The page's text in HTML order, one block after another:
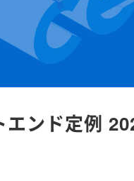
ンド定例